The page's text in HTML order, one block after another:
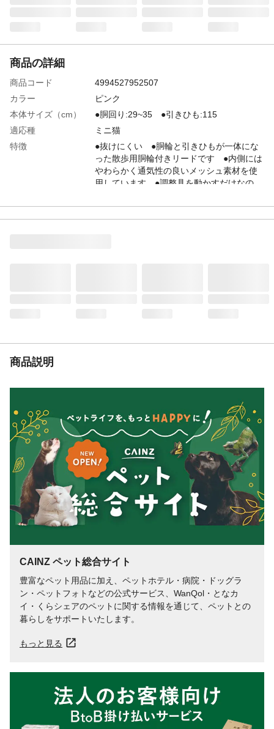
商品の詳細
商品コード
4994527952507
カラー
ピンク
本体サイズ（cm）
●胴回り:29~35 ●引きひも:115
適応種
ミニ猫
特徴
●抜けにくい ●胴輪と引きひもが一体にな
った散歩用胴輪付きリードです ●内側には
やわらかく通気性の良いメッシュ素材を使
用しています ●調整具を動かすだけなの
め、必ず猫に合う用品を選ぶ。など
お手入れ・保管方法
●汚れた場合は水を含ませたタオルで拭き取
る。●濡れたままにせず陰干しする。●色落
ちや縮み、サビ等の原因になるたるため、
水に漬け置きしない。●洗濯機や乾燥機は使
用しない。●漂白剤・ベンジン・ シンナー
等は使用しない。
生産国
中国
体重目安
体重3kgまで
商品説明
CAINZ ペット総合サイト
豊富なペット用品に加え、ペットホテル・病院・ドッグラ
ン・ペットフォトなどの公式サービス、WanQol・となカ
イ・くらシェアのペットに関する情報を通じて、ペットとの
暮らしをサポートいたします。
もっと見る